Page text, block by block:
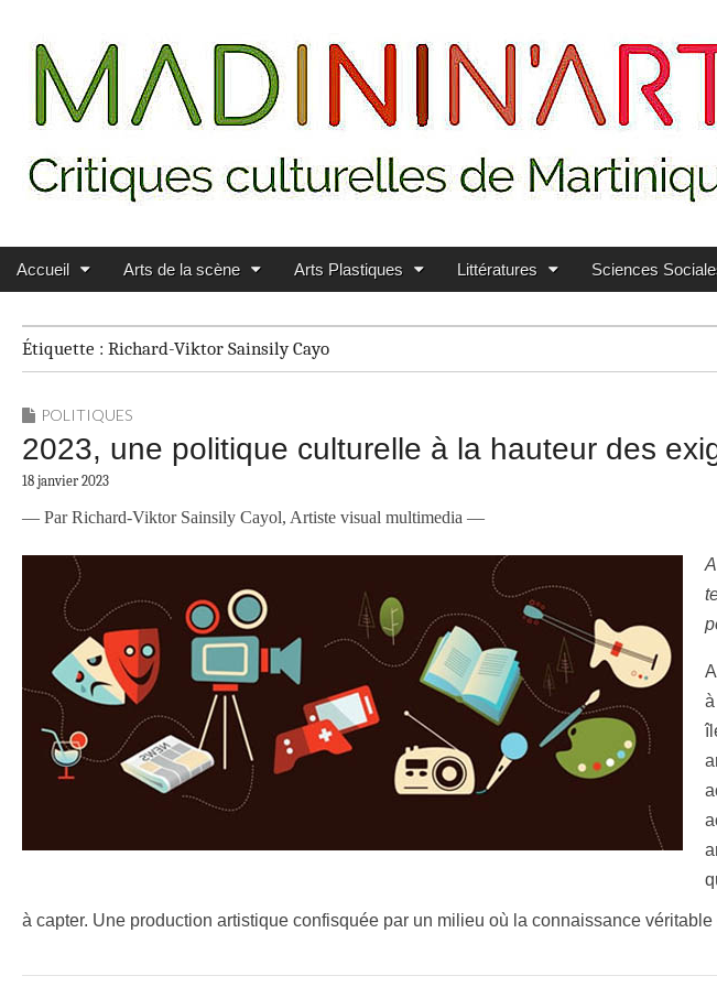
MADININ'ART
Main menu
Skip to content
Accueil Arts de la scène Arts Plastiques Littératures Sciences
Étiquette : Richard-Viktor Sainsily Cayo
POLITIQUES
2023, une politique culturelle à la hauteur des
18 janvier 2023
— ParRichard-Viktor Sainsily Cayol, Artiste visual multimedia —
à capter. Une production artistique confisquée par un milieu où la connaissance véritable